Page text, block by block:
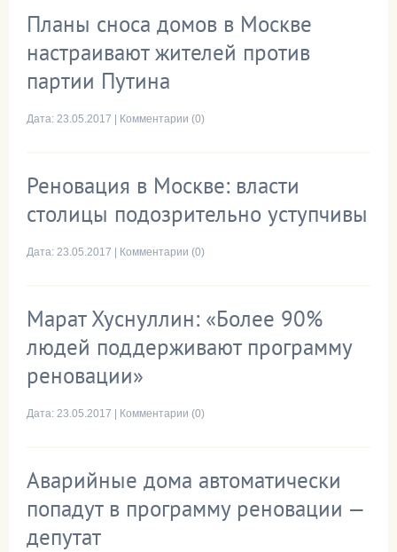
Планы сноса домов в Москве
настраивают жителей против
партии Путина
Дата: 23.05.2017 Комментарии (0)
Реновация в Москве: власти
столицы подозрительно уступчивы
Дата: 23.05.2017 Комментарии (0)
Марат Хуснуллин: «Более 90%
людей поддерживают программу
реновации»
Дата: 23.05.2017 Комментарии (0)
Аварийные дома автоматически
попадут в программу реновации —
депутат